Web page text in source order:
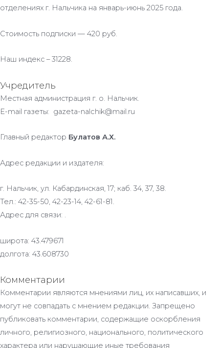
отделениях г. Нальчика на январь-июнь 2025 года.
Стоимость подписки — 420 руб.
Наш индекс – 31228.
Учредитель
Местная администрация г. о. Нальчик.
E-mail газеты: gazeta-nalchik@mail.ru
Главный редактор Булатов А.Х.
Адрес редакции и издателя:
г. Нальчик, ул. Кабардинская, 17; каб. 34, 37, 38.
Тел.: 42-35-50, 42-23-14, 42-61-81.
Адрес для связи: .
широта: 43.479671
долгота: 43.608730
Комментарии
Комментарии являются мнениями лиц, их написавших, и
могут не совпадать с мнением редакции. Запрещено
публиковать комментарии, содержащие оскорбления
личного, религиозного, национального, политического
характера или нарушающие иные требования